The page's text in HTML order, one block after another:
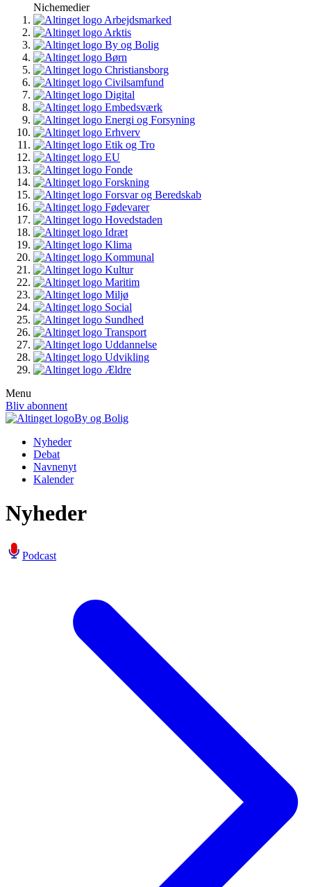
Nichemedier
Arbejdsmarked
Arktis
By og Bolig
Børn
Christiansborg
Civilsamfund
Digital
Embedsværk
Energi og Forsyning
Erhverv
Etik og Tro
EU
Fonde
Forskning
Forsvar og Beredskab
Fødevarer
Hovedstaden
Idræt
Klima
Kommunal
Kultur
Maritim
Miljø
Social
Sundhed
Transport
Uddannelse
Udvikling
Ældre
Menu
Bliv abonnent
By og Bolig
Nyheder
Debat
Navnenyt
Kalender
Nyheder
Podcast